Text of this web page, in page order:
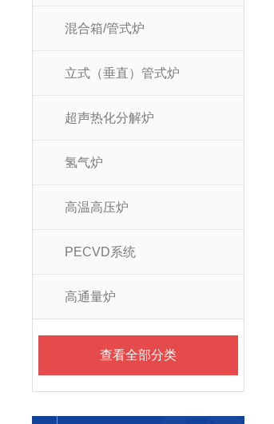
混合箱/管式炉
立式（垂直）管式炉
超声热化分解炉
氢气炉
高温高压炉
PECVD系统
高通量炉
查看全部分类